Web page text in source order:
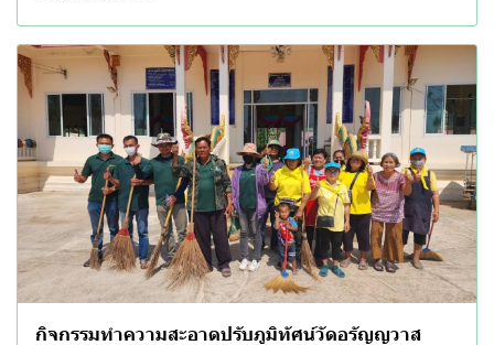
กิจกรรมทำความสะอาดปรับภูมิทัศน์วัดอรัญญวาส